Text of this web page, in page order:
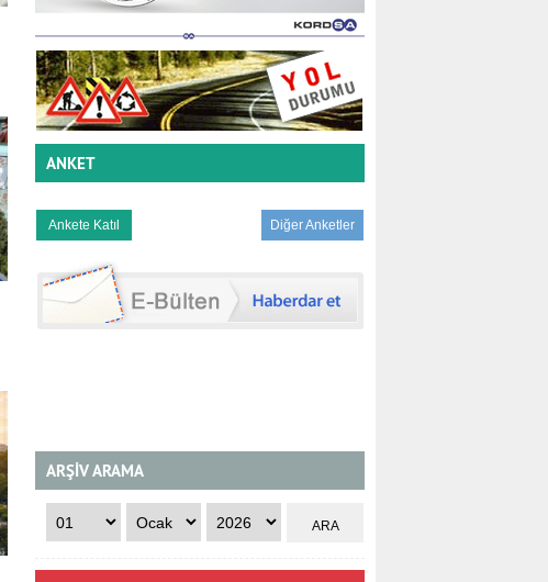
ANKET
Diğer Anketler
ARŞİV ARAMA